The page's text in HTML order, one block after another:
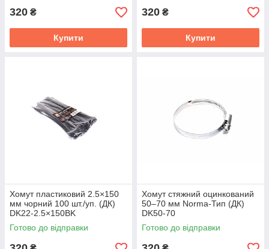
320 ₴
Купити
320 ₴
Купити
Хомут пластиковий 2.5×150
мм чорний 100 шт./уп. (ДК)
DK22-2.5×150BK
Готово до відправки
Хомут стяжний оцинкований
50–70 мм Norma-Тип (ДК)
DK50-70
Готово до відправки